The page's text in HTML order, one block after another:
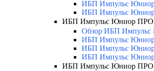
ИБП Импульс Юниор
ИБП Импульс Юниор
ИБП Импульс Юниор ПРО
Обзор ИБП
ИБП Импульс
ИБП Импульс
ИБП Импульс
ИБП Импульс Юниор ПРО